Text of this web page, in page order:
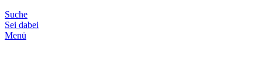
Suche
Sei dabei
Menü